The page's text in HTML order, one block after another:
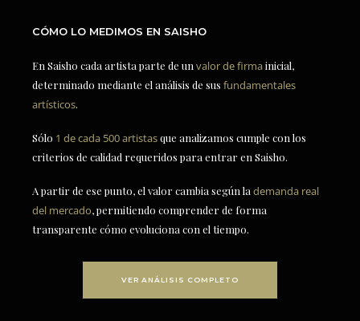
CÓMO LO MEDIMOS EN SAISHO
En Saisho cada artista parte de un valor de firmainicial,
determinado mediante el análisis de sus fundamentales
artísticos.
Sólo 1 de cada 500 artistasque analizamos cumple con los
criterios de calidad requeridos para entrar en Saisho.
A partir de ese punto, el valor cambia según la demanda real
del mercado, permitiendo comprender de forma
transparente cómo evoluciona con el tiempo.
VER ANÁLISIS COMPLETO